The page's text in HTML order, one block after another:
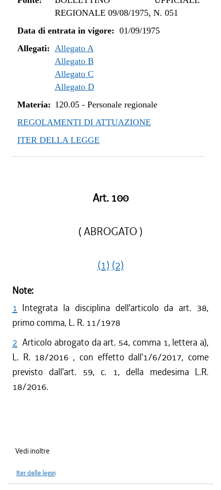
REGIONALE 09/08/1975, N. 051
Data di entrata in vigore: 01/09/1975
Allegati: Allegato A
Allegato B
Allegato C
Allegato D
Materia: 120.05- Personale regionale
REGOLAMENTI DI ATTUAZIONE
ITER DELLA LEGGE
Art. 100
( ABROGATO )
(1) (2)
Note:
1 Integrata la disciplina dell'articolo da art. 38,
primo comma, L. R. 11/1978
2 Articolo abrogato da art. 54, comma 1, lettera a),
L. R. 18/2016 , con effetto dall'1/6/2017, come
previsto dall'art. 59, c. 1, della medesima L.R.
18/2016.
Vedi inoltre
Iter delle leggi